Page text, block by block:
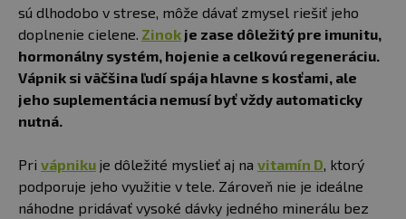
sú dlhodobo v strese, môže dávať zmysel riešiť jeho
doplnenie cielene. Zinok je zase dôležitý pre imunitu,
hormonálny systém, hojenie a celkovú regeneráciu.
Vápnik si väčšina ľudí spája hlavne s kosťami, ale
jeho suplementácia nemusí byť vždy automaticky
nutná.
Pri vápniku je dôležité myslieť aj na vitamín D , ktorý
podporuje jeho využitie v tele. Zároveň nie je ideálne
náhodne pridávať vysoké dávky jedného minerálu bez